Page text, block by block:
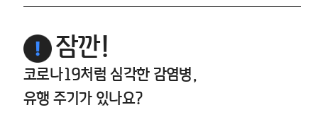
잠깐!
코로나19처럼 심각한 감염병,
유행 주기가 있나요?